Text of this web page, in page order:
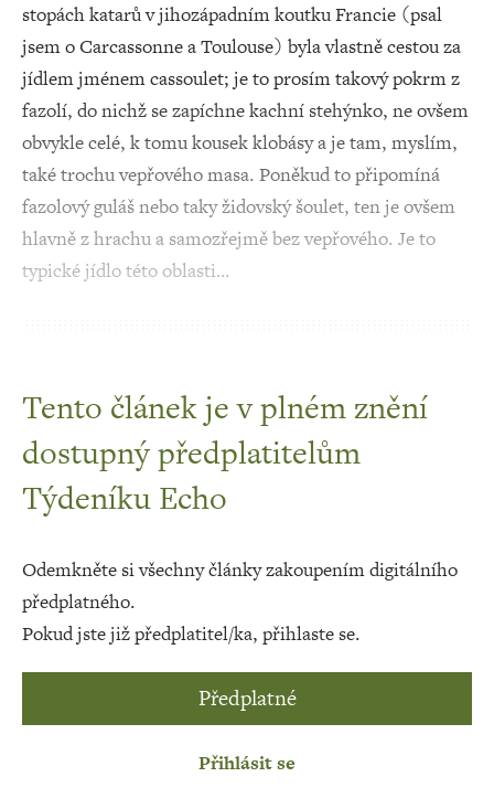
stopách katarů v jihozápadním koutku Francie (psal
jsem o Carcassonne a Toulouse) byla vlastně cestou za
jídlem jménem cassoulet; je to prosím takový pokrm z
fazolí, do nichž se zapíchne kachní stehýnko, ne ovšem
obvykle celé, k tomu kousek klobásy a je tam, myslím,
také trochu vepřového masa. Poněkud to připomíná
fazolový guláš nebo taky židovský šoulet, ten je ovšem
hlavně z hrachu a samozřejmě bez vepřového. Je to
typické jídlo této oblasti…
Tento článek je v plném znění
dostupný předplatitelům
Týdeníku Echo
Odemkněte si všechny články zakoupením digitálního
předplatného.
Pokud jste již předplatitel/ka, přihlaste se.
Předplatné
Přihlásit se